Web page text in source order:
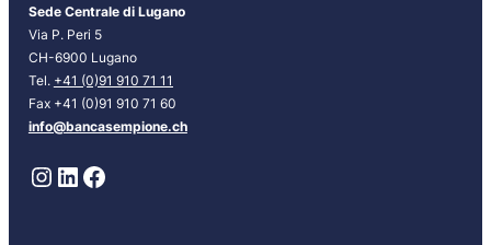
Sede Centrale di Lugano
Via P. Peri 5
CH-6900 Lugano
Tel. +41 (0)91 910 71 11
Fax +41 (0)91 910 71 60
info@bancasempione.ch
Instagram LinkedIn Facebook
T
]